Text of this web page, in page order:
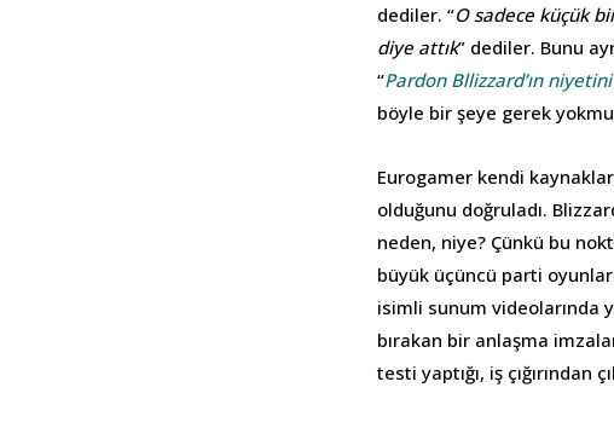
dediler. “O sadece küçük
diye attık” dediler. Bunu
“Pardon Bllizzard’ın
böyle bir şeye gerek
Eurogamer kendi
olduğunu doğruladı.
neden, niye? Çünkü bu
büyük üçüncü parti
isimli sunum videolarında
bırakan bir anlaşma
testi yaptığı, iş çığırından